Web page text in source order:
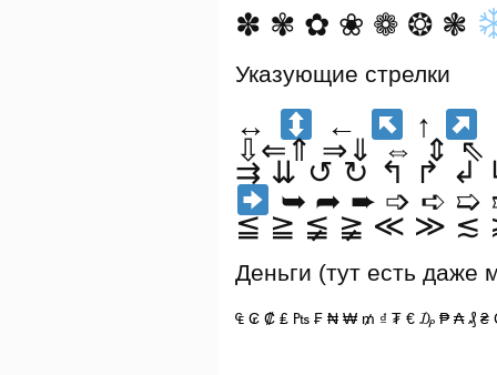
✽ ✾ ✿ ❀ ❁ ❂ ❃
Указующие стрелки
↔ ← ↑
⇩⇐⇑ ⇒⇓ ⇔ ⇕ ⇖
⇉ ⇊ ↺ ↻ ↰ ↱ ↲
➥ ➦ ➨ ➩ ➪
≦ ≧ ≨ ≩ ≪ ≫ ≲
Деньги (тут есть даже
₠ ₢ ₡ ₤ ₧ ₣ ₦ ₩ ₥ ₫ ₮ € ₯ ₱ ₳ ₰